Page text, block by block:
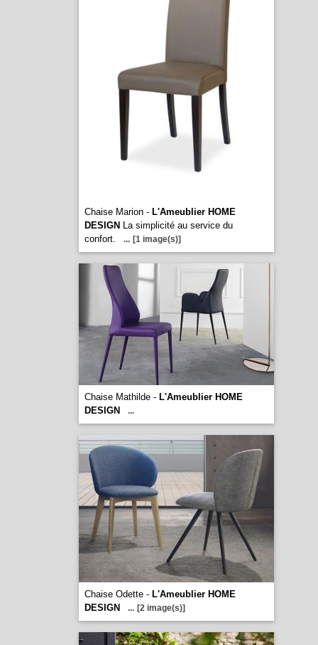
Chaise Marion - L'Ameublier HOME
DESIGN La simplicité au service du
confort.
... [1 image(s)]
Chaise Mathilde - L'Ameublier HOME
DESIGN
...
Chaise Odette - L'Ameublier HOME
DESIGN
... [2 image(s)]